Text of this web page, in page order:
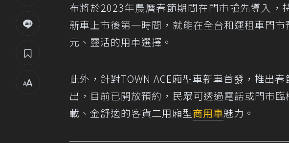
布將於2023年農曆春節期間在門市搶先導入，
新車上市後第一時間，就能在全台和運租車門
元、靈活的用車選擇。
此外，針對TOWN ACE廂型車新車首發，推出
出，目前已開放預約，民眾可透過電話或門市
載、金舒適的客貨二用廂型商用車魅力。